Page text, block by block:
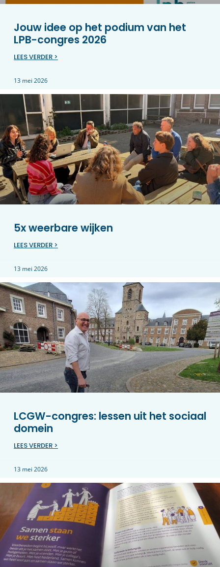
Jouw idee op het podium van het
LPB-congres 2026
LEES VERDER >
13 mei 2026
5x weerbare wijken
LEES VERDER >
13 mei 2026
LCGW-congres: lessen uit het sociaal
domein
LEES VERDER >
13 mei 2026